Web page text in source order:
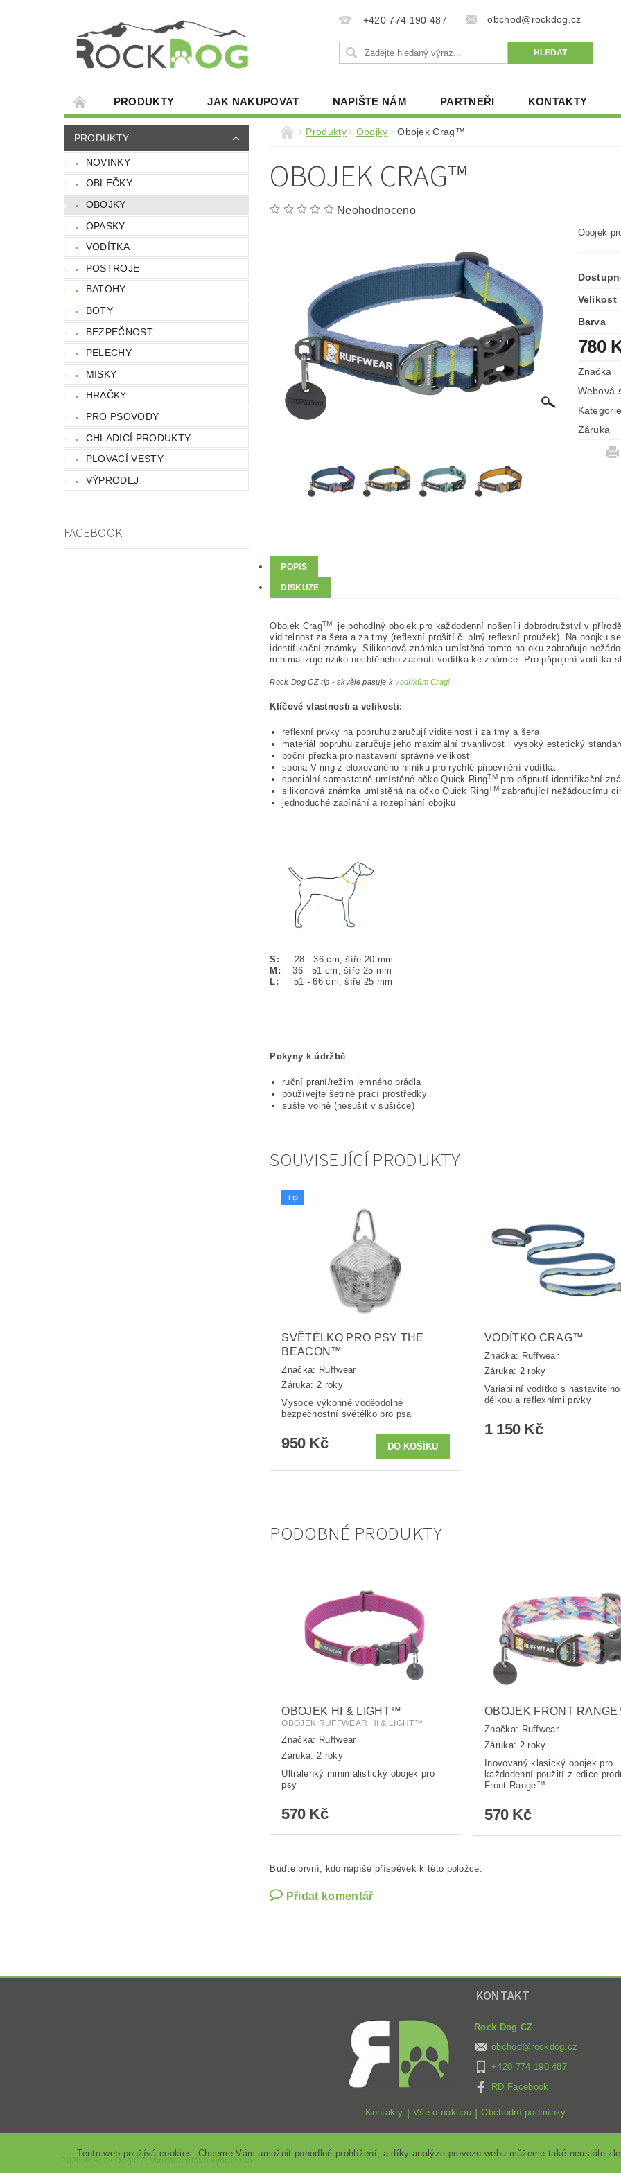
+420 774 190 487 obchod@rockdog.cz
PRODUKTY JAK NAKUPOVAT NAPIŠTE NÁM PARTNEŘI KONTAKTY
PRODUKTY
NOVINKY
OBLEČKY
OBOJKY
OPASKY
VODÍTKA
POSTROJE
BATOHY
BOTY
BEZPEČNOST
PELECHY
MISKY
HRAČKY
PRO PSOVODY
CHLADICÍ PRODUKTY
PLOVACÍ VESTY
VÝPRODEJ
FACEBOOK
Produkty Obojky Obojek Crag™
OBOJEK CRAG™
Neohodnoceno
Obojek
Velikost
Barva
780
Značka
Webová
Záruka
POPIS
DISKUZE
Obojek CragTM
je pohodlný obojek pro každodenní nošení i dobrodružství v
viditelnost za šera a za tmy (reflexní prošití či plný reflexní proužek). Na obojku
identifikační známky. Silikonová známka umístěná tomto na oku zabraňuje
minimalizuje riziko nechtěného zapnutí vodítka ke známce. Pro připojení vodítka
Rock Dog CZ tip - skvěle pasuje kvodítkům Crag!
Klíčové vlastnosti a velikosti:
reflexní prvky na popruhu zaručují viditelnost i za tmy a šera
materiál popruhu zaručuje jeho maximální trvanlivost i vysoký estetický
boční přezka pro nastavení správné velikosti
spona V-ring z eloxovaného hliníku pro rychlé připevnění vodítka
speciální samostatně umístěné očko Quick RingTM pro připnutí identifikační
silikonová známka umístěná na očko Quick RingTM zabraňující nežádoucímu
jednoduché zapínání a rozepínání obojku
S: 28 - 36 cm, šíře 20 mm
M: 36 - 51 cm, šíře 25 mm
L: 51 - 66 cm, šíře 25 mm
Pokyny k údržbě
ruční praní/režim jemného prádla
používejte šetrné prací prostředky
sušte volně (nesušit v sušičce)
SOUVISEJÍCÍ PRODUKTY
Tip
SVĚTÉLKO PRO PSY THE
BEACON™
Značka: Ruffwear
Záruka: 2 roky
Vysoce výkonné voděodolné
bezpečnostní světélko pro psa
950 Kč
VODÍTKO CRAG™
Značka: Ruffwear
Záruka: 2 roky
Variabilní vodítko s
délkou a reflexními prvky
1 150 Kč
PODOBNÉ PRODUKTY
OBOJEK HI & LIGHT™
OBOJEK RUFFWEAR HI & LIGHT™
Značka: Ruffwear
Záruka: 2 roky
Ultralehký minimalistický obojek pro
psy
570 Kč
OBOJEK FRONT
Značka: Ruffwear
Záruka: 2 roky
Inovovaný klasický obojek pro
každodenní použití z edice
Front Range™
570 Kč
Buďte první, kdo napíše příspěvek k této položce.
Přidat komentář
KONTAKT
Rock Dog CZ
obchod@rockdog.cz
+420 774 190 487
RD Facebook
Kontakty Vše o nákupu Obchodní podmínky
Rock Dog CZ
Tento web používá cookies. Chceme Vám umožnit pohodlné prohlížení, a díky analýze provozu webu můžeme také neustále